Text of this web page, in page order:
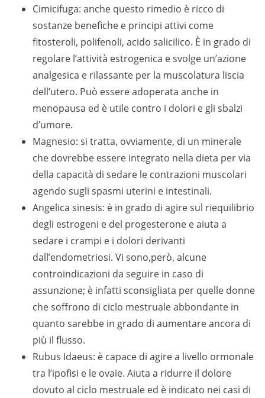
Cimicifuga: anche questo rimedio è ricco di
sostanze benefiche e principi attivi come
fitosteroli, polifenoli, acido salicilico. È in grado di
regolare l’attività estrogenica e svolge un’azione
analgesica e rilassante per la muscolatura liscia
dell’utero. Può essere adoperata anche in
menopausa ed è utile contro i dolori e gli sbalzi
d’umore.
Magnesio: si tratta, ovviamente, di un minerale
che dovrebbe essere integrato nella dieta per via
della capacità di sedare le contrazioni muscolari
agendo sugli spasmi uterini e intestinali.
Angelica sinesis: è in grado di agire sul riequilibrio
degli estrogeni e del progesterone e aiuta a
sedare i crampi e i dolori derivanti
dall’endometriosi. Vi sono,però, alcune
controindicazioni da seguire in caso di
assunzione; è infatti sconsigliata per quelle donne
che soffrono di ciclo mestruale abbondante in
quanto sarebbe in grado di aumentare ancora di
più il flusso.
Rubus Idaeus: è capace di agire a livello ormonale
tra l’ipofisi e le ovaie. Aiuta a ridurre il dolore
dovuto al ciclo mestruale ed è indicato nei casi di